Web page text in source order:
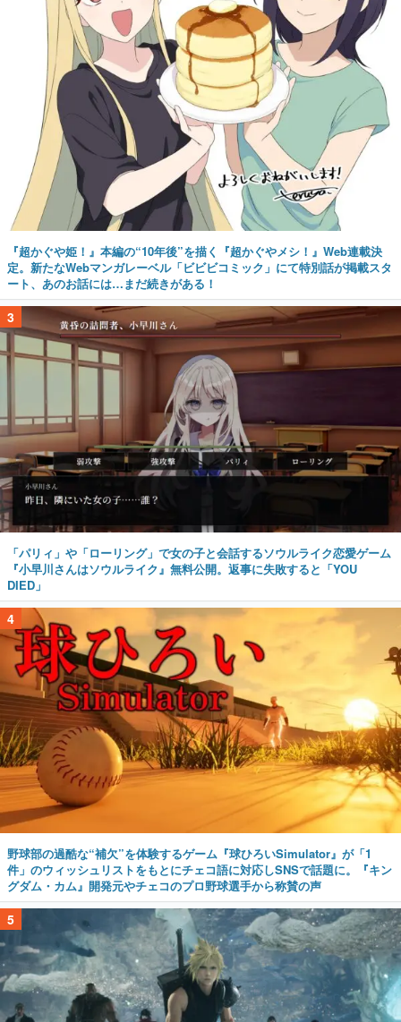
『超かぐや姫！』本編の“10年後”を描く『超かぐやメシ！』Web連載決
定。新たなWebマンガレーベル「ビビビコミック」にて特別話が掲載スタ
ート、あのお話には…まだ続きがある！
3
「パリィ」や「ローリング」で女の子と会話するソウルライク恋愛ゲーム
『小早川さんはソウルライク』無料公開。返事に失敗すると「YOU
DIED」
4
野球部の過酷な“補欠”を体験するゲーム『球ひろいSimulator』が「1
件」のウィッシュリストをもとにチェコ語に対応しSNSで話題に。『キン
グダム・カム』開発元やチェコのプロ野球選手から称賛の声
5